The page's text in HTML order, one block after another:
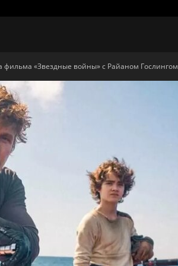
«Звездные войны» с Райаном Гослингом